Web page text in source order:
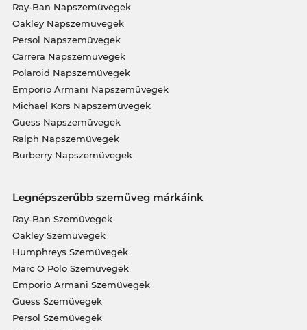
Ray-Ban Napszemüvegek
Oakley Napszemüvegek
Persol Napszemüvegek
Carrera Napszemüvegek
Polaroid Napszemüvegek
Emporio Armani Napszemüvegek
Michael Kors Napszemüvegek
Guess Napszemüvegek
Ralph Napszemüvegek
Burberry Napszemüvegek
Legnépszerűbb szemüveg márkáink
Ray-Ban Szemüvegek
Oakley Szemüvegek
Humphreys Szemüvegek
Marc O Polo Szemüvegek
Emporio Armani Szemüvegek
Guess Szemüvegek
Persol Szemüvegek